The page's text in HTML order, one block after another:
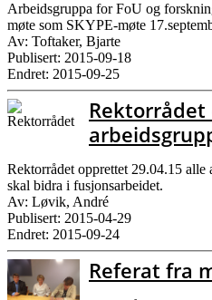
Arbeidsgruppa for FoU og
møte som SKYPE-møte
Av: Toftaker, Bjarte
Publisert: 2015-09-18
Endret: 2015-09-25
Rektorrådet opprettet 29.04.15 alle
skal bidra i fusjonsarbeidet.
Av: Løvik, André
Publisert: 2015-04-29
Endret: 2015-09-24
Referat fra